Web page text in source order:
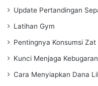
Update Pertandingan
Latihan Gym
Pentingnya Konsumsi Zat
Kunci Menjaga
Cara Menyiapkan Dana